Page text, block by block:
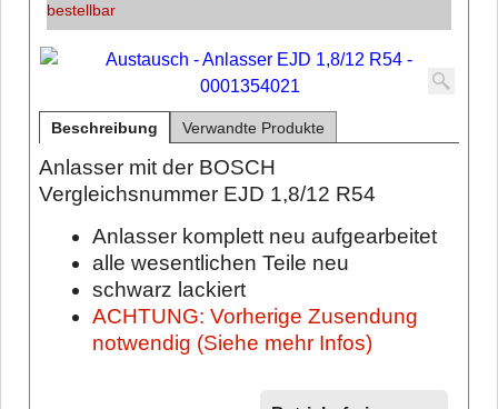
bestellbar
Beschreibung Verwandte Produkte
Anlasser mit der BOSCH
Vergleichsnummer EJD 1,8/12 R54
Anlasser komplett neu aufgearbeitet
alle wesentlichen Teile neu
schwarz lackiert
ACHTUNG: Vorherige Zusendung
notwendig (Siehe mehr Infos)